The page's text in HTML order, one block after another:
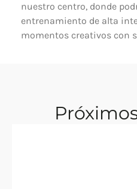
nuestro centro, donde
entrenamiento de alta
momentos creativos con